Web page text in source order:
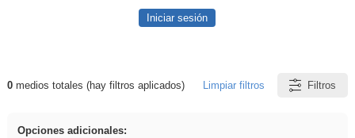
Iniciar sesión
Resultados de: VDj
0medios totales (hay filtros aplicados) Limpiar filtros Filtros
Opciones adicionales: